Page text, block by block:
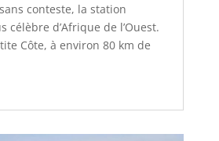
conteste, la station
célèbre d’Afrique de l’Ouest.
Côte, à environ 80 km de